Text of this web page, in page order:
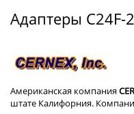
Адаптеры C24F-
Американская компания
штате Калифорния.